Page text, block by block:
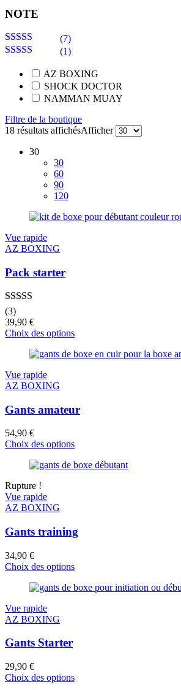
NOTE
Note5sur 5
(7)
(1)
AZ BOXING
SHOCK DOCTOR
NAMMAN MUAY
Filtre de la boutique
18 résultats affichésAfficher
30
30
60
90
120
Vue rapide
AZ BOXING
Pack starter
Note
5
(3)
39,90 €
Choix des options
Vue rapide
AZ BOXING
Gants amateur
54,90 €
Choix des options
Rupture !
Vue rapide
AZ BOXING
Gants training
34,90 €
Choix des options
Vue rapide
AZ BOXING
Gants Starter
29,90 €
Choix des options